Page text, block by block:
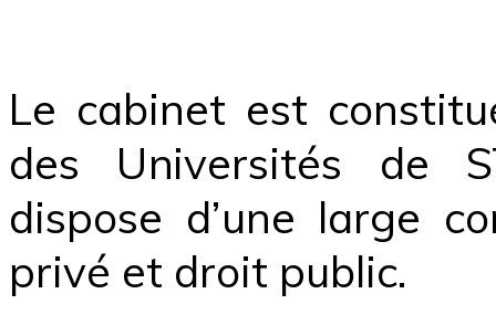
Le cabinet est
des Universités de
dispose d’une large
privé et droit public.